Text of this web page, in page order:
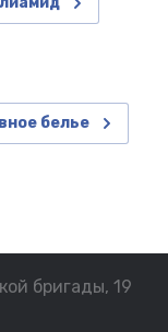
белье
бригады, 19